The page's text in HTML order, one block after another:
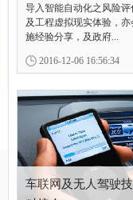
导入智能自动化之风险
及工程虚拟现实体验，
施经验分享，及政府...
2016-12-06 16:56:34
车联网及无人驾驶